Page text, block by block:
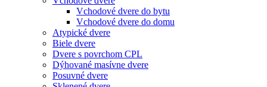
Vchodové dvere do bytu
Vchodové dvere do domu
Atypické dvere
Biele dvere
Dvere s povrchom CPL
Dýhované masívne dvere
Posuvné dvere